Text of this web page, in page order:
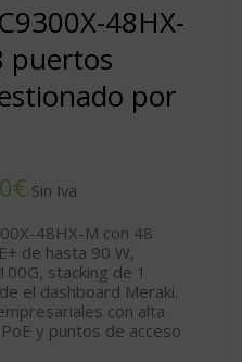
48HX-
puertos
por
€
48HX-M con 48
de hasta 90 W,
stacking de 1
el dashboard Meraki.
con alta
y puntos de acceso